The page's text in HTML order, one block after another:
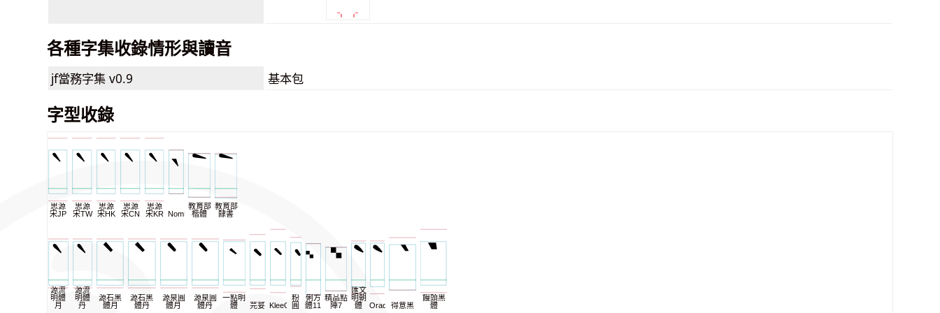
各種字集收錄情形與讀音
jf當務字集 v0.9 基本包
字型收錄
思源
宋JP
思源
宋TW
思源
宋HK
思源
宋CN
思源
宋KR NomNaTong
教育部
楷體
教育部
隸書
源流
明體
月
源流
明體
丹
源石黑
體月
源石黑
體丹
源泉圓
體月
源泉圓
體丹
一點明
體
芫荽 KleeOne
粉
圓
俐方
體11
精品點
陣7
匯文
明朝
體
Oradano得意黑
饅頭黑
體